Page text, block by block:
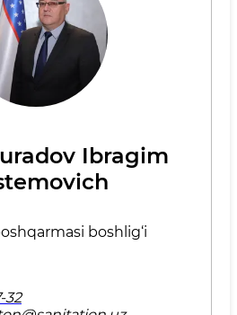
Ibragim
boshlig‘i
32